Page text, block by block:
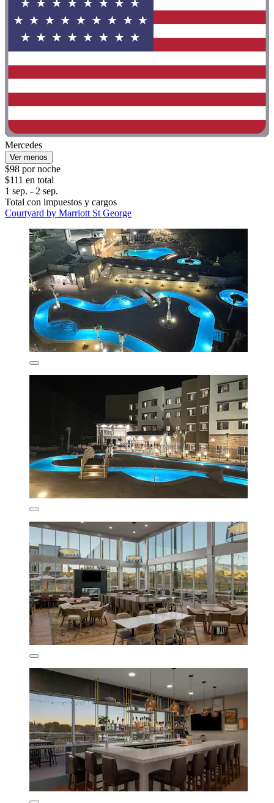
Mercedes
Ver menos
$98 por noche
$111 en total
1 sep. - 2 sep.
Total con impuestos y cargos
Courtyard by Marriott St George